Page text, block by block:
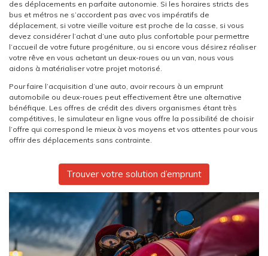
des déplacements en parfaite autonomie. Si les horaires stricts des
bus et métros ne s’accordent pas avec vos impératifs de
déplacement, si votre vieille voiture est proche de la casse, si vous
devez considérer l’achat d’une auto plus confortable pour permettre
l’accueil de votre future progéniture, ou si encore vous désirez réaliser
votre rêve en vous achetant un deux-roues ou un van, nous vous
aidons à matérialiser votre projet motorisé.
Pour faire l’acquisition d’une auto, avoir recours à un emprunt
automobile ou deux-roues peut effectivement être une alternative
bénéfique. Les offres de crédit des divers organismes étant très
compétitives, le simulateur en ligne vous offre la possibilité de choisir
l’offre qui correspond le mieux à vos moyens et vos attentes pour vous
offrir des déplacements sans contrainte.
Trouver votre solution d’emprunt